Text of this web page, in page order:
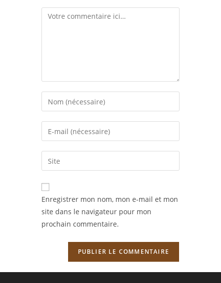
Comment
Enter
your
name
comment
Enter
your
email
address
comment
Saisir
l’URL
de
votre
Enregistrer mon nom, mon e-mail et mon
site dans le navigateur pour mon
prochain commentaire.